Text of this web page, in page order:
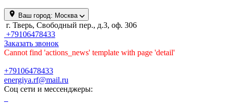
Ваш город: Москва
г. Тверь, Свободный пер., д.3, оф. 306
+79106478433
Заказать звонок
Cannot find 'actions_news' template with page 'detail'
+79106478433
energiya.rf@mail.ru
Соц сети и мессенджеры: